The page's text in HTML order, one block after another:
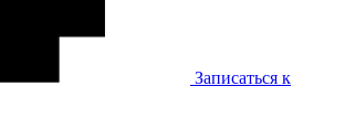
Записаться к